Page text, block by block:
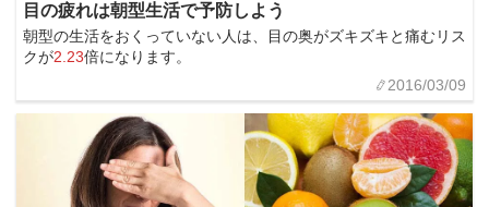
目の疲れは朝型生活で予防しよう
朝型の生活をおくっていない人は、目の奥がズキズキと痛むリス
クが2.23倍になります。
2016/03/09